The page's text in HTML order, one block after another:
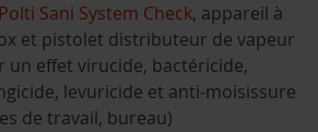
Polti Sani System Check, appareil à
et pistolet distributeur de vapeur
un effet virucide, bactéricide,
levuricide et anti-moisissure
de travail, bureau)